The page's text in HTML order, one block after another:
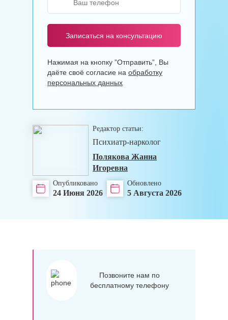
Записаться на консультацию
Нажимая на кнопку ”Отправить”, Вы
даёте своё согласие на обработку
персональных данных
Редактор статьи:
Психиатр-нарколог
Полякова Жанна
Игоревна
Опубликовано
24 Июня 2026
Обновлено
5 Августа 2026
Позвоните нам по
бесплатному телефону